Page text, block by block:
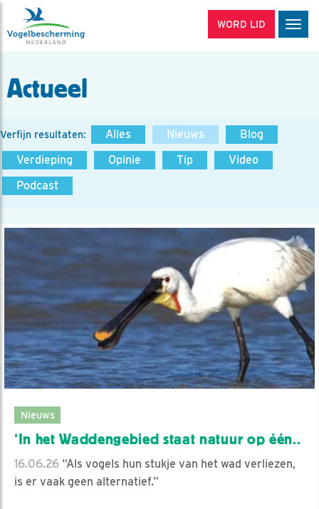
WORD LID
Actueel
Verfijn resultaten: Alles Nieuws
Blog
Verdieping
Opinie Tip
Video
Podcast
Nieuws
‘In het Waddengebied staat natuur op één..
16.06.26 “Als vogels hun stukje van het wad verliezen,
is er vaak geen alternatief.”